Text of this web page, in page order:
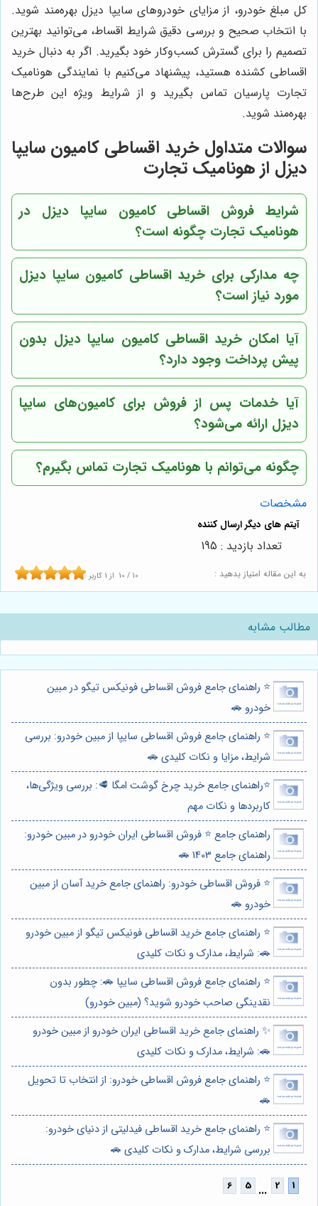
کل مبلغ خودرو، از مزایای خودروهای سایپا دیزل بهره‌مند شوید.
با انتخاب صحیح و بررسی دقیق شرایط اقساط، می‌توانید بهترین
تصمیم را برای گسترش کسب‌وکار خود بگیرید. اگر به دنبال خرید
اقساطی کشنده هستید، پیشنهاد می‌کنیم با نمایندگی هونامیک
تجارت پارسیان تماس بگیرید و از شرایط ویژه این طرح‌ها
بهره‌مند شوید.
سوالات متداول خرید اقساطی کامیون سایپا
دیزل از هونامیک تجارت
شرایط فروش اقساطی کامیون سایپا دیزل در
هونامیک تجارت چگونه است؟
چه مدارکی برای خرید اقساطی کامیون سایپا دیزل
مورد نیاز است؟
آیا امکان خرید اقساطی کامیون سایپا دیزل بدون
پیش پرداخت وجود دارد؟
آیا خدمات پس از فروش برای کامیون‌های سایپا
دیزل ارائه می‌شود؟
چگونه می‌توانم با هونامیک تجارت تماس بگیرم؟
مشخصات
به این مقاله امتیاز بدهید : 10 / 10 از 1 کاربر
تعداد بازدید : 195
مطالب مشابه
⭐️ راهنمای جامع فروش اقساطی فونیکس تیگو در مبین
خودرو 🚗
⭐️ راهنمای جامع فروش اقساطی سایپا از مبین خودرو: بررسی
شرایط، مزایا و نکات کلیدی 🚗
⭐️راهنمای جامع خرید چرخ گوشت امگا 🥩: بررسی ویژگی‌ها،
کاربردها و نکات مهم
راهنمای جامع ⭐️ فروش اقساطی ایران خودرو در مبین خودرو:
راهنمای جامع 1403 🚗
⭐️ فروش اقساطی خودرو: راهنمای جامع خرید آسان از مبین
خودرو 🚗
⭐️ راهنمای جامع خرید اقساطی فونیکس تیگو از مبین خودرو
🚗: شرایط، مدارک و نکات کلیدی
⭐️ راهنمای جامع فروش اقساطی سایپا 🚗: چطور بدون
نقدینگی صاحب خودرو شوید؟ (مبین خودرو)
✨ راهنمای جامع خرید اقساطی ایران خودرو از مبین خودرو
🚗: شرایط، مدارک و نکات کلیدی
⭐️ راهنمای جامع فروش اقساطی خودرو: از انتخاب تا تحویل
🚗
⭐️ راهنمای جامع خرید اقساطی فیدلیتی از دنیای خودرو:
بررسی شرایط، مدارک و نکات کلیدی 🚗
...